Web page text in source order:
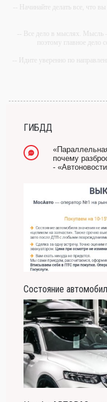
-- Начинайте делать все, что
-- Все дело в мыслях. Мысль
поэтому главное дело
-- Идите уверенно по
-- Лучшее, что можно сделать
Он никогда не бывает
ГИБДД
почему
-
Состояние